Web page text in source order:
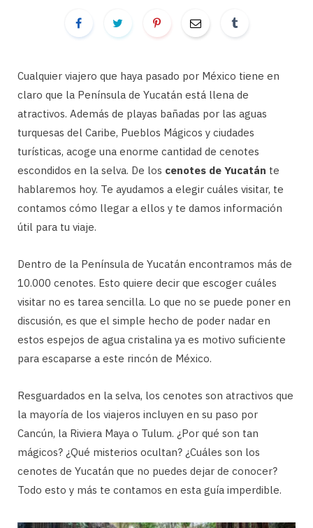
Cualquier viajero que haya pasado por México tiene en
claro que la Península de Yucatán está llena de
atractivos. Además de playas bañadas por las aguas
turquesas del Caribe, Pueblos Mágicos y ciudades
turísticas, acoge una enorme cantidad de cenotes
escondidos en la selva. De los cenotes de Yucatán te
hablaremos hoy. Te ayudamos a elegir cuáles visitar, te
contamos cómo llegar a ellos y te damos información
útil para tu viaje.
Dentro de la Península de Yucatán encontramos más de
10.000 cenotes. Esto quiere decir que escoger cuáles
visitar no es tarea sencilla. Lo que no se puede poner en
discusión, es que el simple hecho de poder nadar en
estos espejos de agua cristalina ya es motivo suficiente
para escaparse a este rincón de México.
Resguardados en la selva, los cenotes son atractivos que
la mayoría de los viajeros incluyen en su paso por
Cancún, la Riviera Maya o Tulum. ¿Por qué son tan
mágicos? ¿Qué misterios ocultan? ¿Cuáles son los
cenotes de Yucatán que no puedes dejar de conocer?
Todo esto y más te contamos en esta guía imperdible.